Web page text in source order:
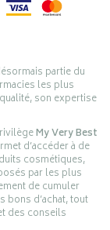
partie du
les plus
son expertise
My Very Best
d’accéder à de
cosmétiques,
par les plus
de cumuler
d’achat, tout
des conseils